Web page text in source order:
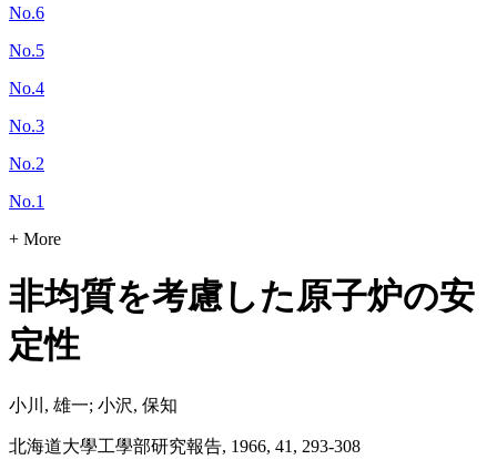
No.6
No.5
No.4
No.3
No.2
No.1
+ More
非均質を考慮した原子炉の安
定性
小川, 雄一; 小沢, 保知
北海道大學工學部研究報告, 1966, 41, 293-308